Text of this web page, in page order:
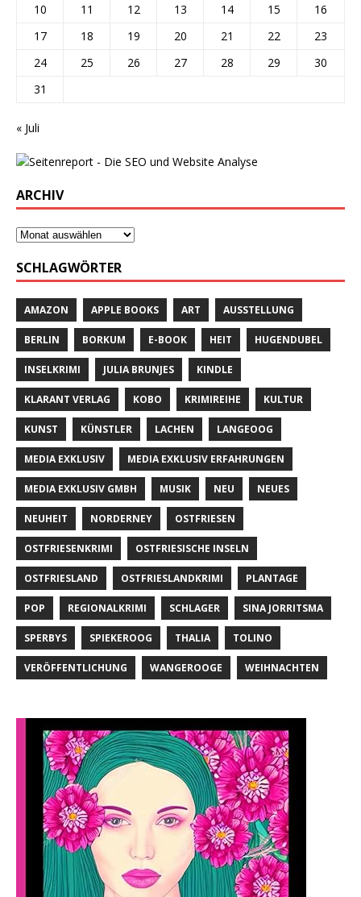
10
11 12 13 14 15
16
17
18 19 20 21 22
23
24
25 26 27 28 29
30
31
« Juli
ARCHIV
SCHLAGWÖRTER
AMAZON APPLE BOOKS ART AUSSTELLUNG
BERLIN BORKUM E-BOOK HEIT HUGENDUBEL
INSELKRIMI JULIA BRUNJES KINDLE
KLARANT VERLAG KOBO KRIMIREIHE KULTUR
KUNST KÜNSTLER LACHEN LANGEOOG
MEDIA EXKLUSIV MEDIA EXKLUSIV ERFAHRUNGEN
MEDIA EXKLUSIV GMBH MUSIK NEU NEUES
NEUHEIT NORDERNEY OSTFRIESEN
OSTFRIESENKRIMI OSTFRIESISCHE INSELN
OSTFRIESLAND OSTFRIESLANDKRIMI PLANTAGE
POP REGIONALKRIMI SCHLAGER SINA JORRITSMA
SPERBYS SPIEKEROOG THALIA TOLINO
VERÖFFENTLICHUNG WANGEROOGE WEIHNACHTEN